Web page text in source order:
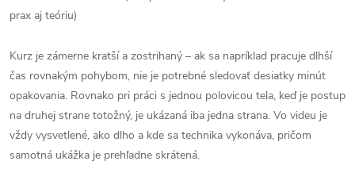
prax aj teóriu)
Kurz je zámerne kratší a zostrihaný – ak sa napríklad pracuje dlhší
čas rovnakým pohybom, nie je potrebné sledovať desiatky minút
opakovania. Rovnako pri práci s jednou polovicou tela, keď je postup
na druhej strane totožný, je ukázaná iba jedna strana. Vo videu je
vždy vysvetlené, ako dlho a kde sa technika vykonáva, pričom
samotná ukážka je prehľadne skrátená.